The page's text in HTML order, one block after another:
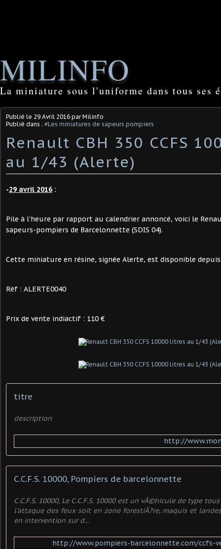
MILINFO
La miniature sous l'uniforme dans tous ses
Publié le 29 Avril 2016 par Milinfo
Publié dans : #Les miniatures de sapeurs pompiers
Renault CBH 350 CCFS
au 1/43 (Alerte)
-29 avril 2016 :
Pile à l'heure par rapport au calendrier annoncé, voici le
sapeurs-pompiers de Barcelonnette (SDIS 04).
Cette miniature en résine, signée Alerte, est disponible
Réf : ALERTE0040
Prix de vente indiactif : 110 €
titre
description
http://
C.C.F.S. 10000, Pompiers de barcelonnette
C.C.F.S. 10000, Le C.C.F.S. 10000 est un vÃ©hicule de type
l'attaque des feux soit en zone forestiÃ?re, maquis et
en intervention sur d...
http://www.pompiers-barcelonnette.com/ccfs-